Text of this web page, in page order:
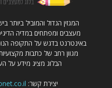
המגזין הגדול והמוביל
באינטרנט בדגש על התקופה
מגוון רחב של כתבות
הבלוג מציג מידע על
יצירת קשר: